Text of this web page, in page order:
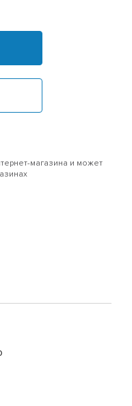
магазина и может